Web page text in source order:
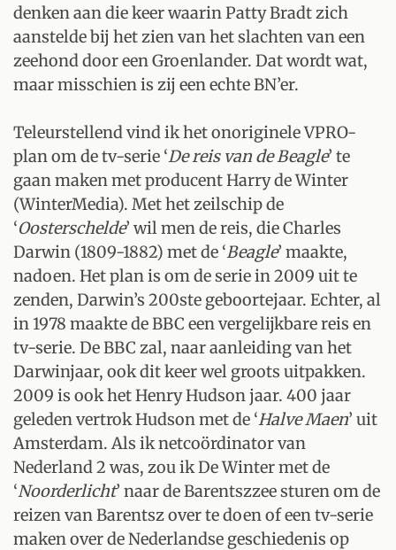
denken aan die keer waarin Patty Bradt zich
aanstelde bij het zien van het slachten van een
zeehond door een Groenlander. Dat wordt wat,
maar misschien is zij een echte BN’er.
Teleurstellend vind ik het onoriginele VPRO-
plan om de tv-serie ‘De reis van de Beagle’ te
gaan maken met producent Harry de Winter
(WinterMedia). Met het zeilschip de
‘Oosterschelde’ wil men de reis, die Charles
Darwin (1809-1882) met de ‘Beagle’ maakte,
nadoen. Het plan is om de serie in 2009 uit te
zenden, Darwin’s 200ste geboortejaar. Echter, al
in 1978 maakte de BBC een vergelijkbare reis en
tv-serie. De BBC zal, naar aanleiding van het
Darwinjaar, ook dit keer wel groots uitpakken.
2009 is ook het Henry Hudson jaar. 400 jaar
geleden vertrok Hudson met de ‘Halve Maen’ uit
Amsterdam. Als ik netcoördinator van
Nederland 2 was, zou ik De Winter met de
‘Noorderlicht’ naar de Barentszzee sturen om de
reizen van Barentsz over te doen of een tv-serie
maken over de Nederlandse geschiedenis op